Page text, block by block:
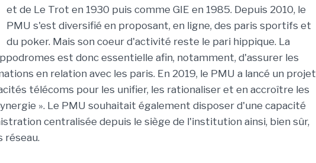
et de Le Trot en 1930 puis comme GIE en 1985. Depuis 2010, le
PMU s'est diversifié en proposant, en ligne, des paris sportifs et
du poker. Mais son coeur d'activité reste le pari hippique. La
est donc essentielle afin, notamment, d'assurer les
en relation avec les paris. En 2019, le PMU a lancé un projet
télécoms pour les unifier, les rationaliser et en accroître les
». Le PMU souhaitait également disposer d'une capacité
centralisée depuis le siège de l'institution ainsi, bien sûr,
réseau.